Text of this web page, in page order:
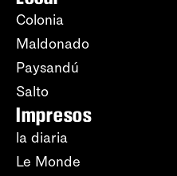
Colonia
Maldonado
Paysandú
Salto
Impresos
la diaria
Le Monde